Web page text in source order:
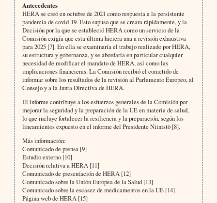
Antecedentes
HERA se creó en octubre de 2021 como respuesta a la persistente
pandemia de covid-19. Esto supuso que se creara rápidamente, y la
Decisión por la que se estableció HERA como un servicio de la
Comisión exigía que esta última hiciera una a revisión exhaustiva
para 2025 [7]. En ella se examinaría el trabajo realizado por HERA,
su estructura y gobernanza, y se abordaría en particular cualquier
necesidad de modificar el mandato de HERA, así como las
implicaciones financieras. La Comisión recibió el cometido de
informar sobre los resultados de la revisión al Parlamento Europeo, al
Consejo y a la Junta Directiva de HERA.
El informe contribuye a los esfuerzos generales de la Comisión por
mejorar la seguridad y la preparación de la UE en materia de salud,
lo que incluye fortalecer la resiliencia y la preparación, según los
lineamientos expuesto en el informe del Presidente Niinistö [8].
Más información:
Comunicado de prensa [9]
Estudio externo [10]
Decisión relativa a HERA [11]
Comunicado de presentación de HERA [12]
Comunicado sobre la Unión Europea de la Salud [13]
Comunicado sobre la escasez de medicamentos en la UE [14]
Página web de HERA [15]